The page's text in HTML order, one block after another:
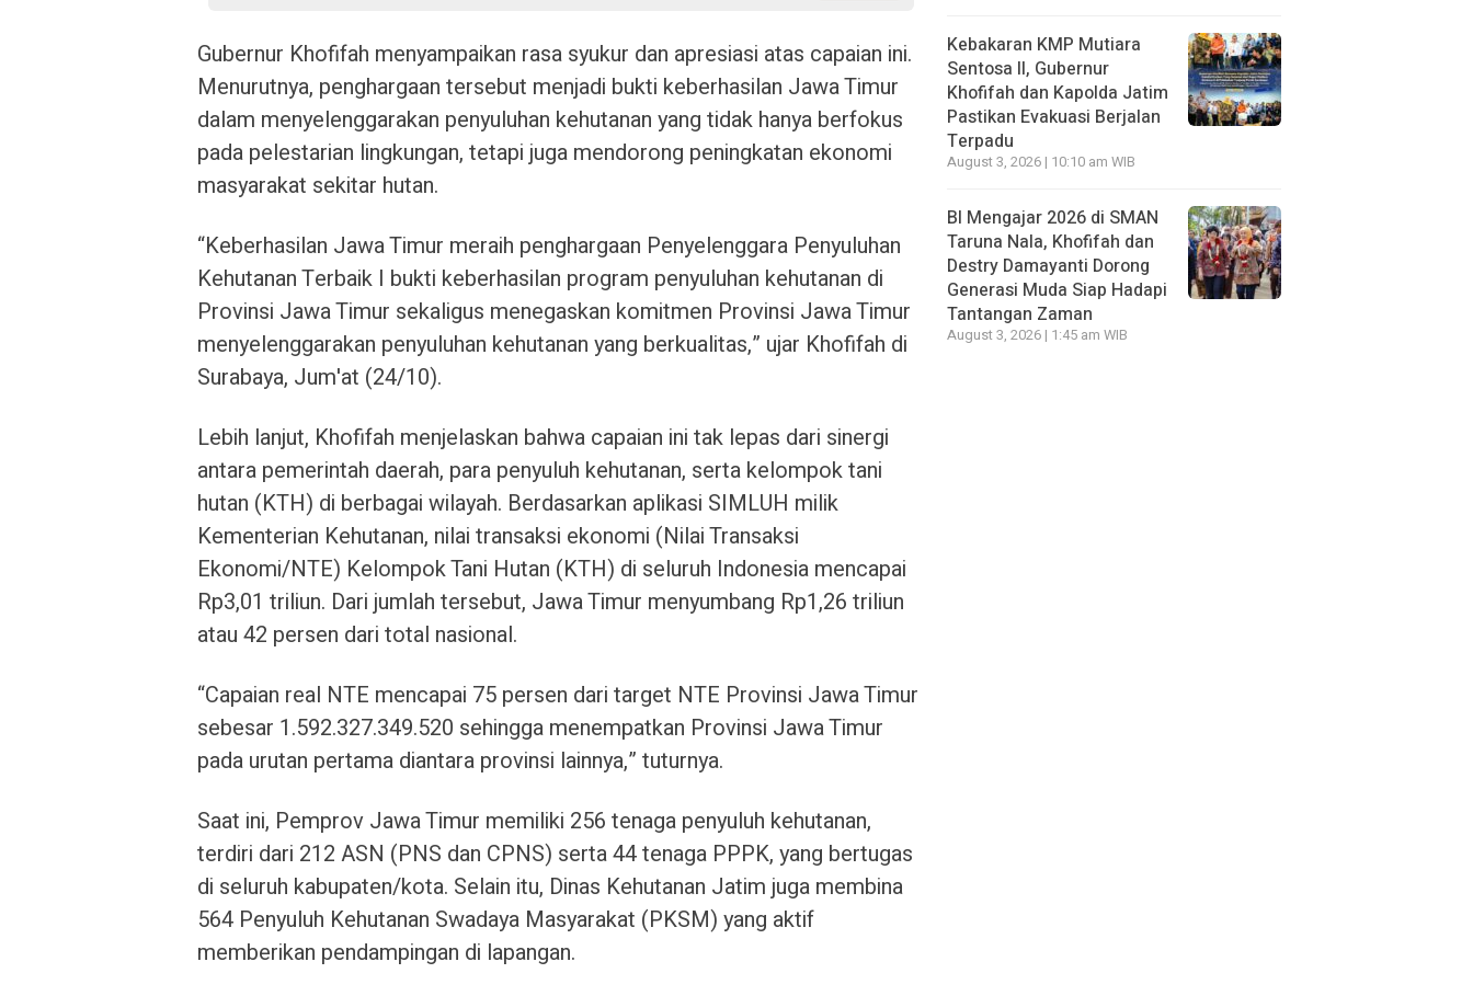
Gubernur Khofifah menyampaikan rasa syukur dan apresiasi atas capaian ini.
Menurutnya, penghargaan tersebut menjadi bukti keberhasilan Jawa Timur
dalam menyelenggarakan penyuluhan kehutanan yang tidak hanya berfokus
pada pelestarian lingkungan, tetapi juga mendorong peningkatan ekonomi
masyarakat sekitar hutan.
“Keberhasilan Jawa Timur meraih penghargaan Penyelenggara Penyuluhan
Kehutanan Terbaik I bukti keberhasilan program penyuluhan kehutanan di
Provinsi Jawa Timur sekaligus menegaskan komitmen Provinsi Jawa Timur
menyelenggarakan penyuluhan kehutanan yang berkualitas,” ujar Khofifah di
Surabaya, Jum'at (24/10).
Lebih lanjut, Khofifah menjelaskan bahwa capaian ini tak lepas dari sinergi
antara pemerintah daerah, para penyuluh kehutanan, serta kelompok tani
hutan (KTH) di berbagai wilayah. Berdasarkan aplikasi SIMLUH milik
Kementerian Kehutanan, nilai transaksi ekonomi (Nilai Transaksi
Ekonomi/NTE) Kelompok Tani Hutan (KTH) di seluruh Indonesia mencapai
Rp3,01 triliun. Dari jumlah tersebut, Jawa Timur menyumbang Rp1,26 triliun
atau 42 persen dari total nasional.
“Capaian real NTE mencapai 75 persen dari target NTE Provinsi Jawa Timur
sebesar 1.592.327.349.520 sehingga menempatkan Provinsi Jawa Timur
pada urutan pertama diantara provinsi lainnya,” tuturnya.
Saat ini, Pemprov Jawa Timur memiliki 256 tenaga penyuluh kehutanan,
terdiri dari 212 ASN (PNS dan CPNS) serta 44 tenaga PPPK, yang bertugas
di seluruh kabupaten/kota. Selain itu, Dinas Kehutanan Jatim juga membina
564 Penyuluh Kehutanan Swadaya Masyarakat (PKSM) yang aktif
memberikan pendampingan di lapangan.
Kebakaran KMP Mutiara
Sentosa II, Gubernur
Khofifah dan Kapolda Jatim
Pastikan Evakuasi Berjalan
Terpadu
August 3, 2026 | 10:10 am WIB
BI Mengajar 2026 di SMAN
Taruna Nala, Khofifah dan
Destry Damayanti Dorong
Generasi Muda Siap Hadapi
Tantangan Zaman
August 3, 2026 | 1:45 am WIB